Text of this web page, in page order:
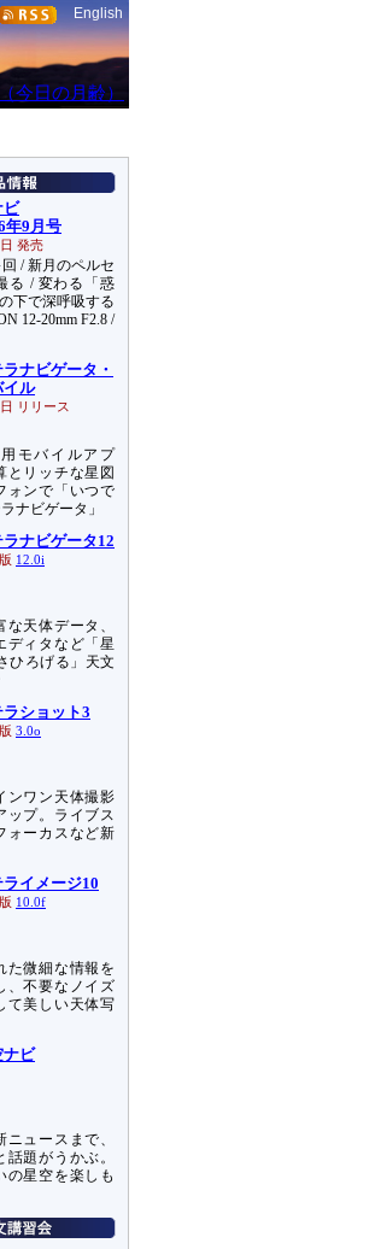
English
ビ
年9月号
発売
/ 新月のペルセ
る / 変わる「惑
下で深呼吸する
12-20mm F2.8 /
ラナビゲータ・
イル
リリース
モバイルアプ
とリッチな星図
ォンで「いつで
ナビゲータ」
ラナビゲータ12
12.0i
天体データ、
ディタなど「星
ひろげる」天文
ラショット3
3.0o
ンワン天体撮影
ップ。ライブス
ォーカスなど新
ライメージ10
10.0f
た微細な情報を
、不要なノイズ
て美しい天体写
ナビ
ュースまで、
題がうかぶ。
の星空を楽しも